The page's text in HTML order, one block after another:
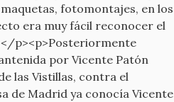
fotomontajes, en los
era muy fácil reconocer el
p><p>Posteriormente
por Vicente Patón
las Vistillas, contra el
de Madrid ya conocía Vicente